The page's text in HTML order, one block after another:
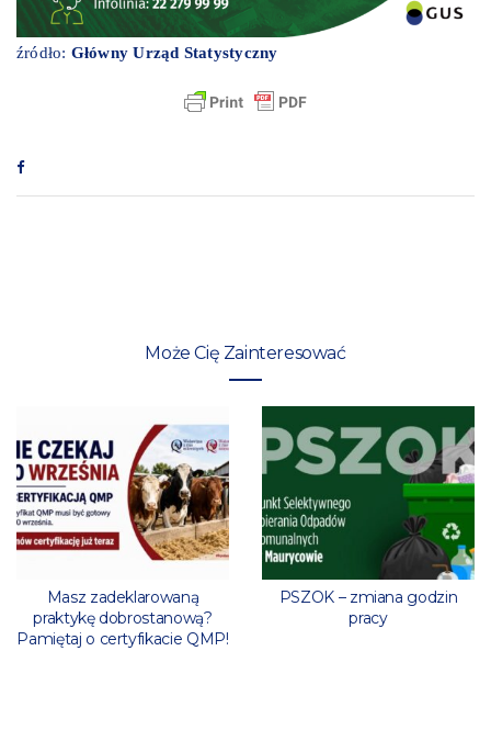
źródło: Główny Urząd Statystyczny
Może Cię Zainteresować
Masz zadeklarowaną
praktykę dobrostanową?
Pamiętaj o certyfikacie QMP!
PSZOK – zmiana godzin
pracy